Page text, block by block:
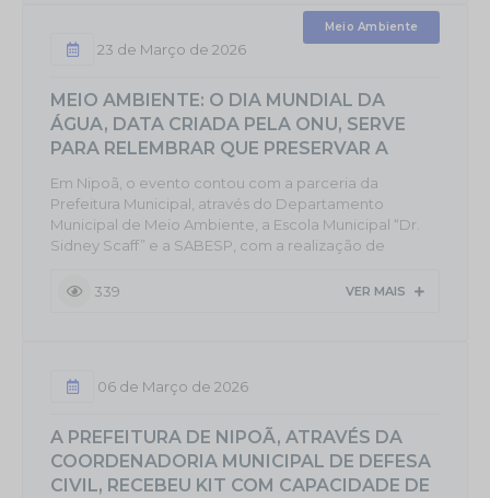
gratuitamente, fortalecendo a tradição das festas
MEIO AMBIENTE: O DIA MUNDIAL DA
ÁGUA, DATA CRIADA PELA ONU, SERVE
PARA RELEMBRAR QUE PRESERVAR A
ÁGUA É MUITO IMPORTANTE PARA A VIDA
NO PLANETA.
23 de Março de 2026
Meio Ambiente
339
Em Nipoã, o evento contou com a parceria da
Prefeitura Municipal, através do Departamento
Municipal de Meio Ambiente, a Escola Municipal “Dr.
Sidney Scaff” e a SABESP, com a realização de
tarde destinadas aos alunos da Rede Municipal de
VER MAIS
A PREFEITURA DE NIPOÃ, ATRAVÉS DA
COORDENADORIA MUNICIPAL DE DEFESA
CIVIL, RECEBEU KIT COM CAPACIDADE DE
06 de Março de 2026